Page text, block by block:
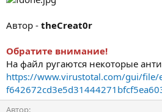
Автор - theCreat0r
Обратите внимание!
На файл ругаются некоторые
https://www.virustotal.com/gui/file/
Автор